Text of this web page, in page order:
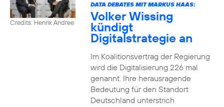
Credits: Henrik Andree
DATA DEBATES MIT MARKUS HAAS:
Volker Wissing
kündigt
Digitalstrategie an
Im Koalitionsvertrag der Regierung
wird die Digitalisierung 226 mal
genannt. Ihre herausragende
Bedeutung für den Standort
Deutschland unterstrich